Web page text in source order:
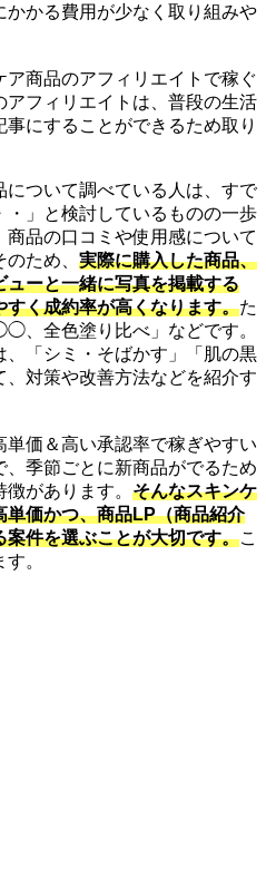
かる費用が少なく取り組みや
商品のアフィリエイトで稼ぐ
フィリエイトは、普段の生活
にすることができるため取り
ついて調べている人は、すで
」と検討しているものの一歩
品の口コミや使用感について
ため、 実際に購入した商品、
ーと一緒に写真を掲載する
く成約率が高くなります。た
、全色塗り比べ」などです。
、「シミ・そばかす」「肌の黒
対策や改善方法などを紹介す
単価＆高い承認率で稼ぎやすい
季節ごとに新商品がでるため
があります。 そんなスキンケ
単価かつ、商品LP（商品紹介
件を選ぶことが大切です。こ
。